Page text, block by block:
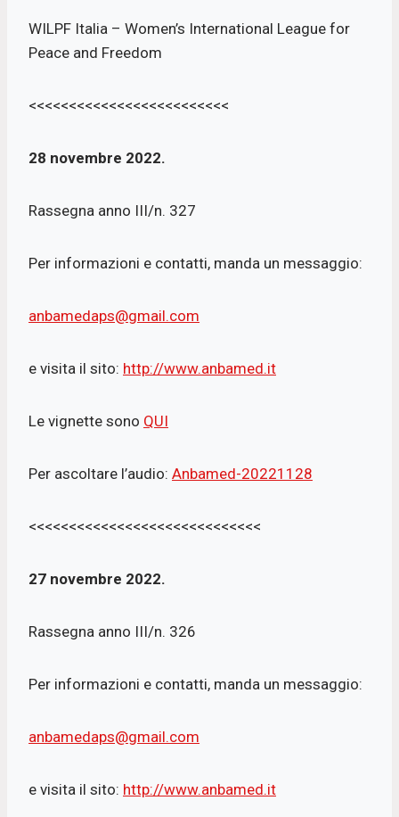
WILPF Italia – Women’s International League for
Peace and Freedom
<<<<<<<<<<<<<<<<<<<<<<<<<
28 novembre 2022.
Rassegna anno III/n. 327
Per informazioni e contatti, manda un messaggio:
anbamedaps@gmail.com
e visita il sito: http://www.anbamed.it
Le vignette sono QUI
Per ascoltare l’audio: Anbamed-20221128
<<<<<<<<<<<<<<<<<<<<<<<<<<<<<
27 novembre 2022.
Rassegna anno III/n. 326
Per informazioni e contatti, manda un messaggio:
anbamedaps@gmail.com
e visita il sito: http://www.anbamed.it